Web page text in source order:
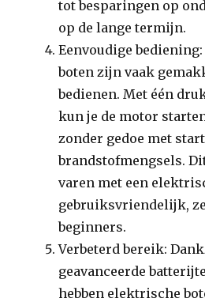
tot besparingen op
op de lange termijn.
Eenvoudige
boten zijn vaak
bedienen. Met één
kun je de motor
zonder gedoe met
brandstofmengsels.
varen met een
gebruiksvriendelijk,
beginners.
Verbeterd bereik:
geavanceerde
hebben elektrische